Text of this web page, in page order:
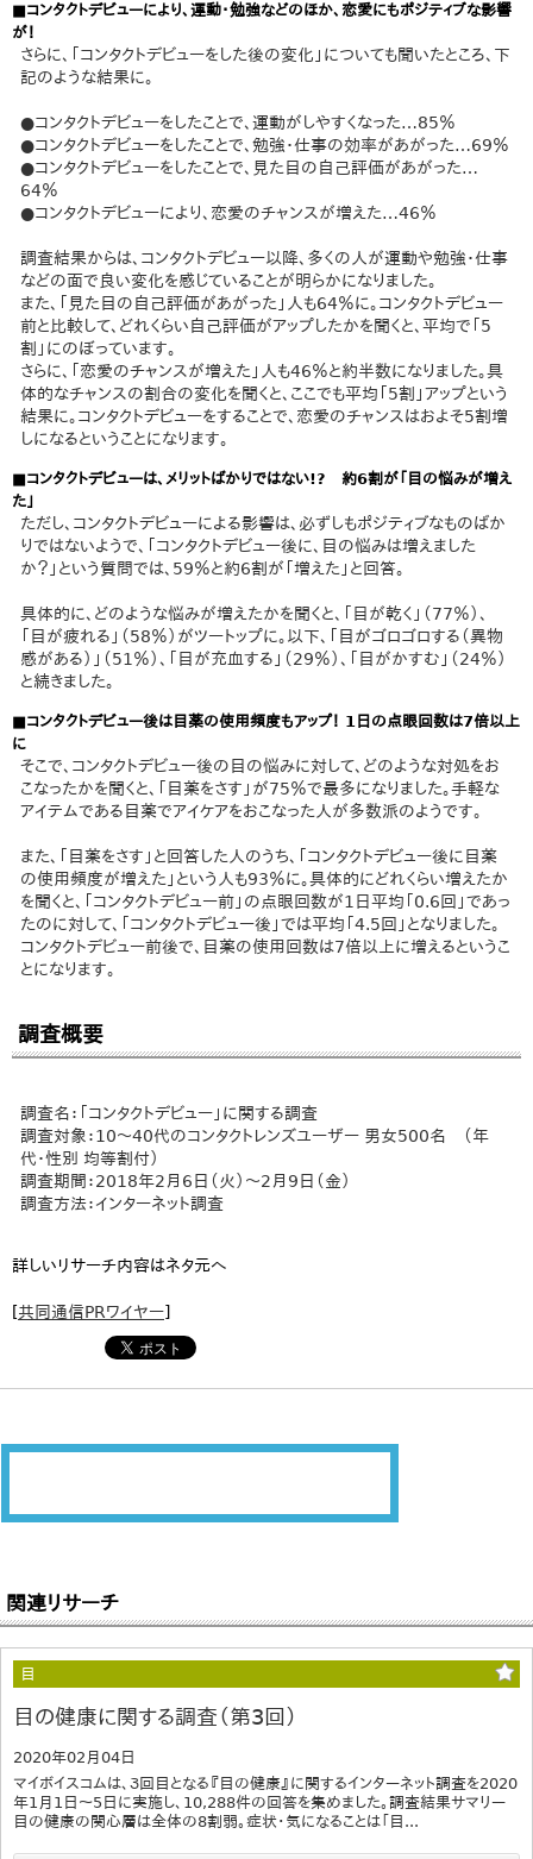
■コンタクトデビューにより、運動・勉強などのほか、恋愛にもポジティブな影響
が！
さらに、「コンタクトデビューをした後の変化」についても聞いたところ、下
記のような結果に。
●コンタクトデビューをしたことで、運動がしやすくなった…85％
●コンタクトデビューをしたことで、勉強・仕事の効率があがった…69％
●コンタクトデビューをしたことで、見た目の自己評価があがった…
64％
●コンタクトデビューにより、恋愛のチャンスが増えた…46％
調査結果からは、コンタクトデビュー以降、多くの人が運動や勉強・仕事
などの面で良い変化を感じていることが明らかになりました。
また、「見た目の自己評価があがった」人も64％に。コンタクトデビュー
前と比較して、どれくらい自己評価がアップしたかを聞くと、平均で「5
割」にのぼっています。
さらに、「恋愛のチャンスが増えた」人も46％と約半数になりました。具
体的なチャンスの割合の変化を聞くと、ここでも平均「5割」アップという
結果に。コンタクトデビューをすることで、恋愛のチャンスはおよそ5割増
しになるということになります。
■コンタクトデビューは、メリットばかりではない!? 約6割が「目の悩みが増え
た」
ただし、コンタクトデビューによる影響は、必ずしもポジティブなものばか
りではないようで、「コンタクトデビュー後に、目の悩みは増えました
か？」という質問では、59％と約6割が「増えた」と回答。
具体的に、どのような悩みが増えたかを聞くと、「目が乾く」（77％）、
「目が疲れる」（58％）がツートップに。以下、「目がゴロゴロする（異物
感がある）」（51％）、「目が充血する」（29％）、「目がかすむ」（24％）
と続きました。
■コンタクトデビュー後は目薬の使用頻度もアップ！ 1日の点眼回数は7倍以上
に
そこで、コンタクトデビュー後の目の悩みに対して、どのような対処をお
こなったかを聞くと、「目薬をさす」が75％で最多になりました。手軽な
アイテムである目薬でアイケアをおこなった人が多数派のようです。
また、「目薬をさす」と回答した人のうち、「コンタクトデビュー後に目薬
の使用頻度が増えた」という人も93％に。具体的にどれくらい増えたか
を聞くと、「コンタクトデビュー前」の点眼回数が1日平均「0.6回」であっ
たのに対して、「コンタクトデビュー後」では平均「4.5回」となりました。
コンタクトデビュー前後で、目薬の使用回数は7倍以上に増えるというこ
とになります。
調査概要
調査名：「コンタクトデビュー」に関する調査
調査対象：10～40代のコンタクトレンズユーザー 男女500名 （年
代・性別 均等割付）
調査期間：2018年2月6日（火）～2月9日（金）
調査方法：インターネット調査
詳しいリサーチ内容はネタ元へ
[共同通信PRワイヤー]
関連リサーチ
目
目の健康に関する調査（第3回）
2020年02月04日
マイボイスコムは、３回目となる『目の健康』に関するインターネット調査を2020
年1月1日～5日に実施し、10,288件の回答を集めました。調査結果サマリー
目の健康の関心層は全体の8割弱。症状・気になることは「目...